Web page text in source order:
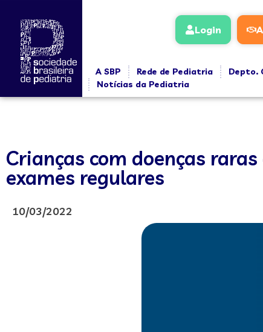
Login
A SBP Rede de Pediatria Depto.
Notícias da Pediatria
Crianças com doenças
exames regulares
10/03/2022